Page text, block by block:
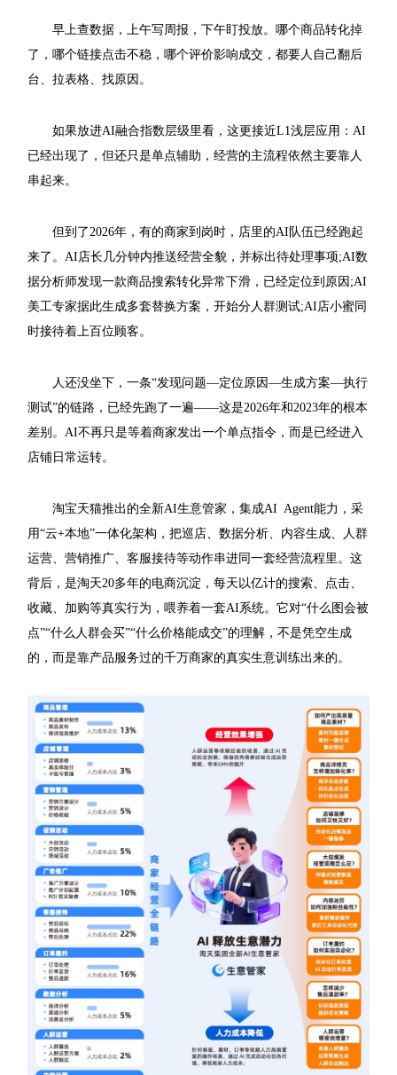
早上查数据，上午写周报，下午盯投放。哪个商品转化掉
了，哪个链接点击不稳，哪个评价影响成交，都要人自己翻后
台、拉表格、找原因。
如果放进AI融合指数层级里看，这更接近L1浅层应用：AI
已经出现了，但还只是单点辅助，经营的主流程依然主要靠人
串起来。
但到了2026年，有的商家到岗时，店里的AI队伍已经跑起
来了。AI店长几分钟内推送经营全貌，并标出待处理事项;AI数
据分析师发现一款商品搜索转化异常下滑，已经定位到原因;AI
美工专家据此生成多套替换方案，开始分人群测试;AI店小蜜同
时接待着上百位顾客。
人还没坐下，一条“发现问题—定位原因—生成方案—执行
测试”的链路，已经先跑了一遍——这是2026年和2023年的根本
差别。AI不再只是等着商家发出一个单点指令，而是已经进入
店铺日常运转。
淘宝天猫推出的全新AI生意管家，集成AI Agent能力，采
用“云+本地”一体化架构，把巡店、数据分析、内容生成、人群
运营、营销推广、客服接待等动作串进同一套经营流程里。这
背后，是淘天20多年的电商沉淀，每天以亿计的搜索、点击、
收藏、加购等真实行为，喂养着一套AI系统。它对“什么图会被
点”“什么人群会买”“什么价格能成交”的理解，不是凭空生成
的，而是靠产品服务过的千万商家的真实生意训练出来的。